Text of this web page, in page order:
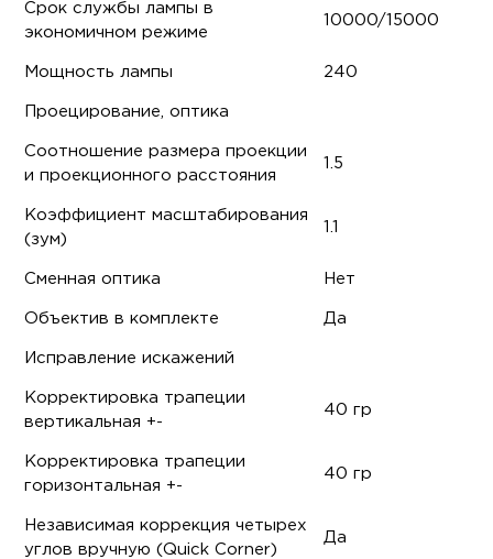
Срок службы лампы в
экономичном режиме
10000/15000
Мощность лампы 240
Проецирование, оптика
Соотношение размера проекции
и проекционного расстояния
1.5
Коэффициент масштабирования
(зум)
Сменная оптика Нет
Объектив в комплекте Да
Исправление искажений
Корректировка трапеции
вертикальная +-
40 гр
Корректировка трапеции
горизонтальная +-
40 гр
Независимая коррекция четырех
углов вручную (Quick Corner)
Да